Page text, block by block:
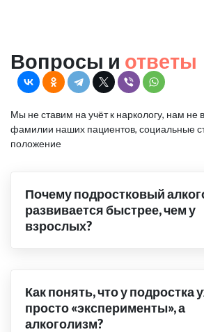
Вопросы и ответы
Мы не ставим на учёт к наркологу, нам не
фамилии наших пациентов, социальные
положение
Почему подростковый
развивается быстрее, чем у
взрослых?
Как понять, что у подростка
просто «эксперименты», а
алкоголизм?